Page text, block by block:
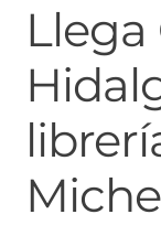
Llega